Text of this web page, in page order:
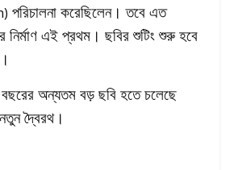
পরিচালনা করেছিলেন। তবে এত
নির্মাণ এই প্রথম। ছবির শুটিং শুরু হবে
অন্যতম বড় ছবি হতে চলেছে
দ্বৈরথ।